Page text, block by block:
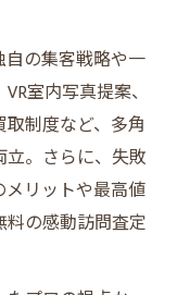
の集客戦略や一
室内写真提案、
制度など、多角
。さらに、失敗
リットや最高値
の感動訪問査定